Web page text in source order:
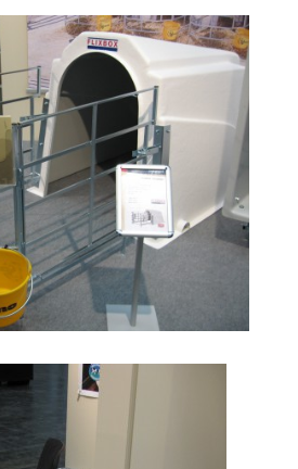
ZATÍŽENÍ PASTVINY
REGISTRACE CHOVŮ, EVIDENCE